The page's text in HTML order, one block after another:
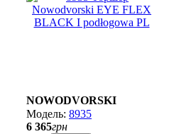
NOWODVORSKI
8935
6 365грн